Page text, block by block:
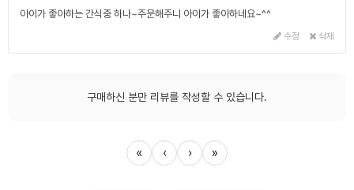
아이가 좋아하는 간식중 하나~주문해주니 아이가 좋아하네요~^^
수정 삭제
구매하신 분만 리뷰를 작성할 수 있습니다.
« ‹ › »